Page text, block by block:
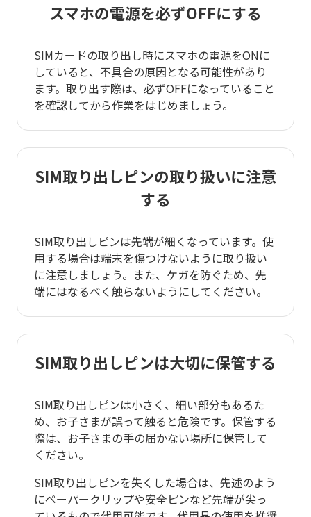
スマホの電源を必ずOFFにする
SIMカードの取り出し時にスマホの電源をONに
していると、不具合の原因となる可能性があり
ます。取り出す際は、必ずOFFになっていること
を確認してから作業をはじめましょう。
SIM取り出しピンの取り扱いに注意
する
SIM取り出しピンは先端が細くなっています。使
用する場合は端末を傷つけないように取り扱い
に注意しましょう。また、ケガを防ぐため、先
端にはなるべく触らないようにしてください。
SIM取り出しピンは大切に保管する
SIM取り出しピンは小さく、細い部分もあるた
め、お子さまが誤って触ると危険です。保管する
際は、お子さまの手の届かない場所に保管して
ください。
SIM取り出しピンを失くした場合は、先述のよう
にペーパークリップや安全ピンなど先端が尖っ